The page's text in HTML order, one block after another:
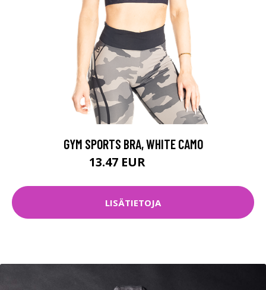
GYM SPORTS BRA, WHITE CAMO
13.47 EUR
LISÄTIETOJA